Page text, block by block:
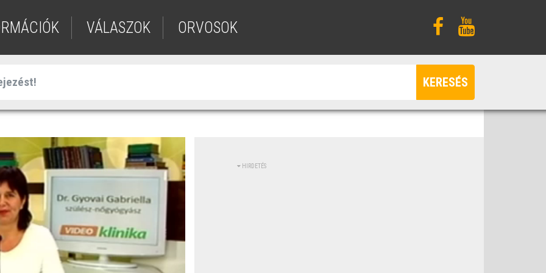
VÁLASZOK ORVOSOK
KERESÉS
HIRDETÉS